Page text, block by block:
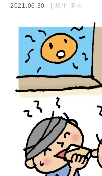
2021.06.30 坂中 亜衣